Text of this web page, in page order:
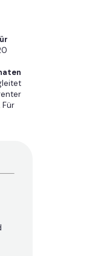
Für